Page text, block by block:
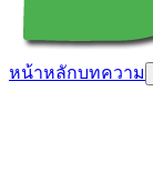
หน้าหลักบทความ